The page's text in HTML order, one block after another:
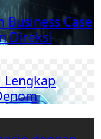
Business Case
Direksi
Lengkap